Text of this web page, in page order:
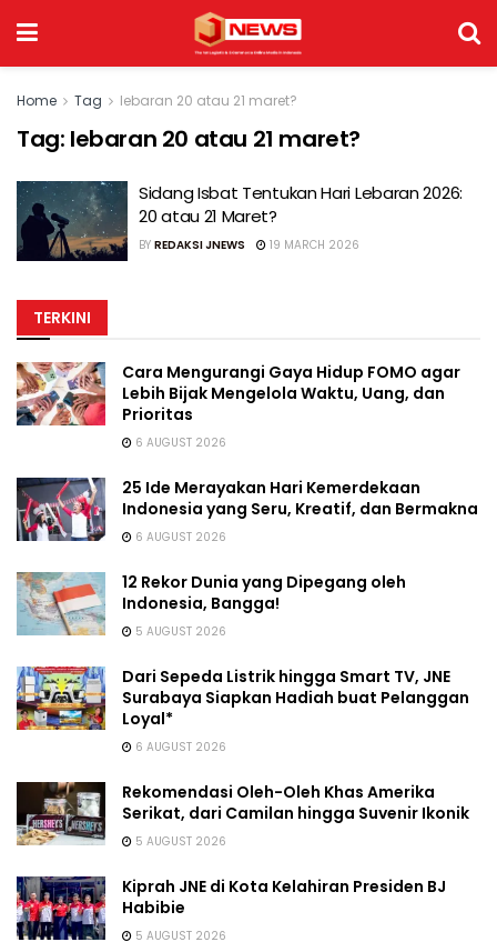
Home Tag lebaran 20 atau 21 maret?
Tag: lebaran 20 atau 21 maret?
Sidang Isbat Tentukan Hari Lebaran 2026:
20 atau 21 Maret?
BY REDAKSI JNEWS 19 MARCH 2026
TERKINI
Cara Mengurangi Gaya Hidup FOMO agar
Lebih Bijak Mengelola Waktu, Uang, dan
Prioritas
6 AUGUST 2026
25 Ide Merayakan Hari Kemerdekaan
Indonesia yang Seru, Kreatif, dan Bermakna
6 AUGUST 2026
12 Rekor Dunia yang Dipegang oleh
Indonesia, Bangga!
5 AUGUST 2026
Dari Sepeda Listrik hingga Smart TV, JNE
Surabaya Siapkan Hadiah buat Pelanggan
Loyal*
6 AUGUST 2026
Rekomendasi Oleh-Oleh Khas Amerika
Serikat, dari Camilan hingga Suvenir Ikonik
5 AUGUST 2026
Kiprah JNE di Kota Kelahiran Presiden BJ
Habibie
5 AUGUST 2026